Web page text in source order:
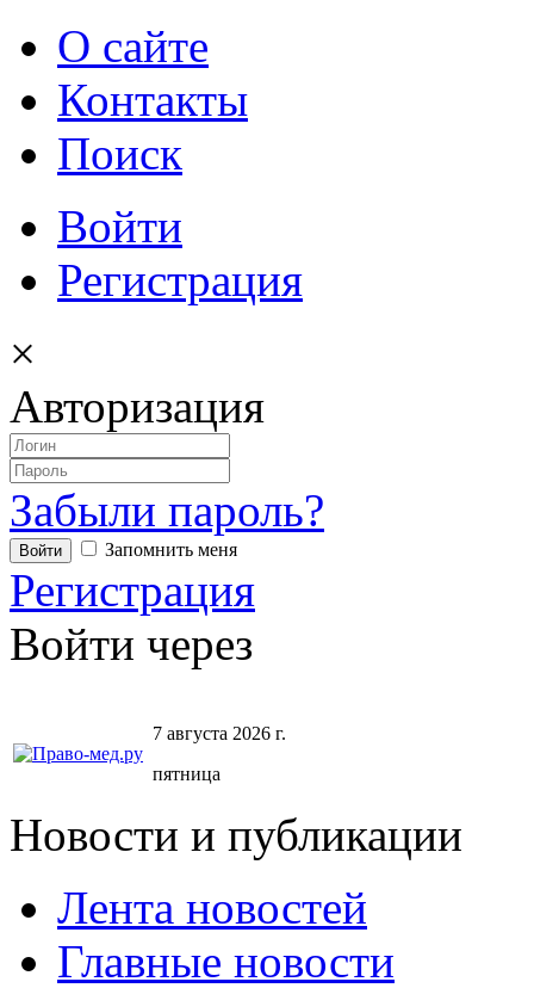
О сайте
Контакты
Поиск
Войти
Регистрация
×
Авторизация
Забыли пароль?
Запомнить меня
Регистрация
Войти через
7 августа 2026 г.
пятница
Новости и публикации
Лента новостей
Главные новости